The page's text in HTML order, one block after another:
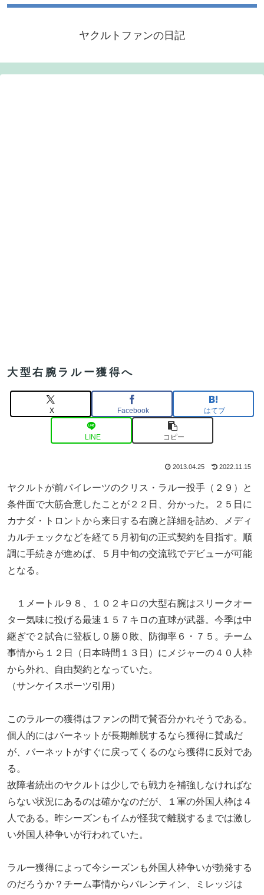
ヤクルトファンの日記
大型右腕ラルー獲得へ
X Facebook はてブ
LINE コピー
2013.04.25 2022.11.15
ヤクルトが前パイレーツのクリス・ラルー投手（２９）と
条件面で大筋合意したことが２２日、分かった。２５日に
カナダ・トロントから来日する右腕と詳細を詰め、メディ
カルチェックなどを経て５月初旬の正式契約を目指す。順
調に手続きが進めば、５月中旬の交流戦でデビューが可能
となる。
１メートル９８、１０２キロの大型右腕はスリークオー
ター気味に投げる最速１５７キロの直球が武器。今季は中
継ぎで２試合に登板し０勝０敗、防御率６・７５。チーム
事情から１２日（日本時間１３日）にメジャーの４０人枠
から外れ、自由契約となっていた。
（サンケイスポーツ引用）
このラルーの獲得はファンの間で賛否分かれそうである。
個人的にはバーネットが長期離脱するなら獲得に賛成だ
が、バーネットがすぐに戻ってくるのなら獲得に反対であ
る。
故障者続出のヤクルトは少しでも戦力を補強しなければな
らない状況にあるのは確かなのだが、１軍の外国人枠は４
人である。昨シーズンもイムが怪我で離脱するまでは激し
い外国人枠争いが行われていた。
ラルー獲得によって今シーズンも外国人枠争いが勃発する
のだろうか？チーム事情からバレンティン、ミレッジは